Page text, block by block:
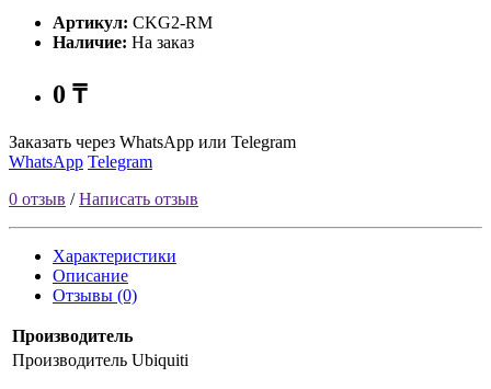
Артикул: CKG2-RM
Наличие: На заказ
0 ₸
Заказать через WhatsApp или Telegram
WhatsApp Telegram
0 отзыв /Написать отзыв
Характеристики
Описание
Отзывы (0)
Производитель
Производитель Ubiquiti